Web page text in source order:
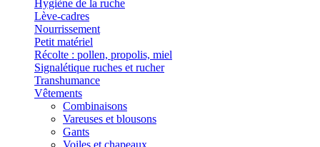
Hygiène de la ruche
Lève-cadres
Nourrissement
Petit matériel
Récolte : pollen, propolis, miel
Signalétique ruches et rucher
Transhumance
Vêtements
Combinaisons
Vareuses et blousons
Gants
Voiles et chapeaux